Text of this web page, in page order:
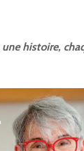
histoire,